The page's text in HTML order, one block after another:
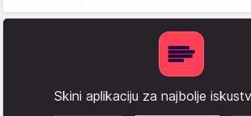
Skini aplikaciju za najbolje